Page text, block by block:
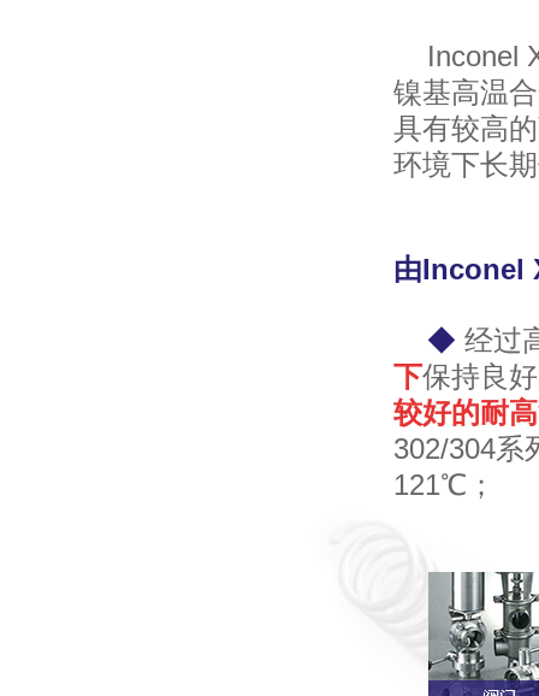
Inconel
镍基高温
具有较高
环境下长
由Inconel
◆ 经过
下保持良
较好的耐
302/304系
121℃；